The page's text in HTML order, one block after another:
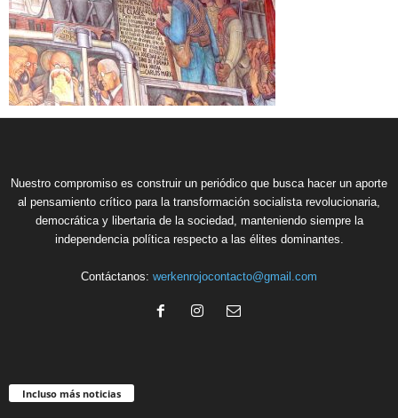
Nuestro compromiso es construir un periódico que busca hacer un aporte
al pensamiento crítico para la transformación socialista revolucionaria,
democrática y libertaria de la sociedad, manteniendo siempre la
independencia política respecto a las élites dominantes.
Contáctanos: werkenrojocontacto@gmail.com
Incluso más noticias